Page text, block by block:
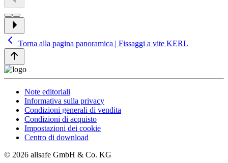
Torna alla pagina panoramica | Fissaggi a vite KERL
Note editoriali
Informativa sulla privacy
Condizioni generali di vendita
Condizioni di acquisto
Impostazioni dei cookie
Centro di download
© 2026 allsafe GmbH & Co. KG